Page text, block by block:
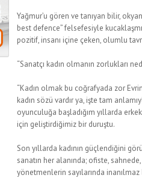
Yağmur’u gören ve tanıyan bilir,
best defence” felsefesiyle
pozitif, insanı içine çeken, olumlu
“Sanatçı kadın olmanın zorlukları
“Kadın olmak bu coğrafyada zor
kadın sözü vardır ya, işte tam
oyunculuğa başladığım yıllarda
için geliştirdiğimiz bir duruştu.
Son yıllarda kadının güçlendiğini
sanatın her alanında; ofiste, sahnede,
yönetmenlerin sayılarında